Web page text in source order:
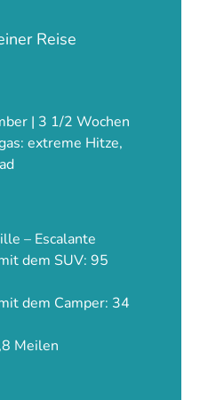
Reise
| 3 1/2 Wochen
extreme Hitze,
– Escalante
dem SUV: 95
dem Camper: 34
Meilen